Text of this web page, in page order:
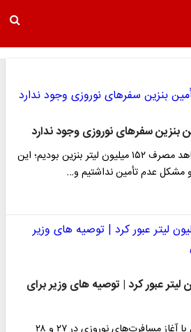
سفرهای نوروزی وجود ندارد
در آخرین روز سال گذشته شاهد مصرف ۱۵۲ میلیون لیتر بنزین بودیم؛ این
عدم تأمین نداشتیم و…
۱۵۰ میلیون لیتر عبور کرد | توصیه های وزیر برای